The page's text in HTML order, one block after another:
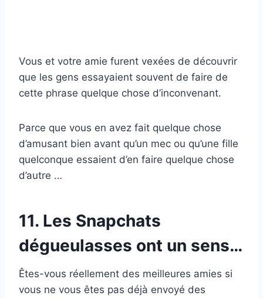
Vous et votre amie furent vexées de découvrir
que les gens essayaient souvent de faire de
cette phrase quelque chose d’inconvenant.
Parce que vous en avez fait quelque chose
d’amusant bien avant qu’un mec ou qu’une fille
quelconque essaient d’en faire quelque chose
d’autre …
11. Les Snapchats
dégueulasses ont un sens…
Êtes-vous réellement des meilleures amies si
vous ne vous êtes pas déjà envoyé des